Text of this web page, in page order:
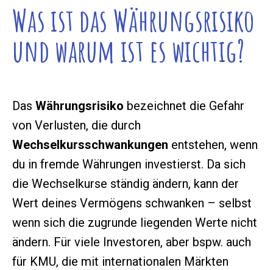
Was ist das Währungsrisiko
und warum ist es wichtig?
Das Währungsrisiko bezeichnet die Gefahr
von Verlusten, die durch
Wechselkursschwankungen entstehen, wenn
du in fremde Währungen investierst. Da sich
die Wechselkurse ständig ändern, kann der
Wert deines Vermögens schwanken – selbst
wenn sich die zugrunde liegenden Werte nicht
ändern. Für viele Investoren, aber bspw. auch
für KMU, die mit internationalen Märkten